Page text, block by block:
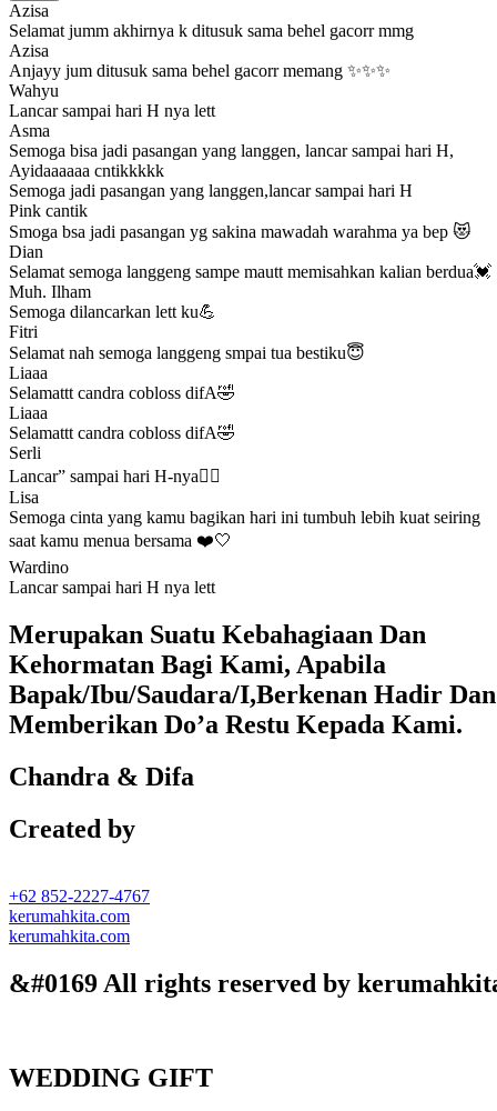
Azisa
Selamat jumm akhirnya k ditusuk sama behel gacorr mmg
Azisa
Anjayy jum ditusuk sama behel gacorr memang ✨✨✨
Wahyu
Lancar sampai hari H nya lett
Asma
Semoga bisa jadi pasangan yang langgen, lancar sampai hari H,
Ayidaaaaaa cntikkkkk
Semoga jadi pasangan yang langgen,lancar sampai hari H
Pink cantik
Smoga bsa jadi pasangan yg sakina mawadah warahma ya bep 😻
Dian
Selamat semoga langgeng sampe mautt memisahkan kalian berdua💓
Muh. Ilham
Semoga dilancarkan lett ku💪
Fitri
Selamat nah semoga langgeng smpai tua bestiku😇
Liaaa
Selamattt candra cobloss difA🤣
Liaaa
Selamattt candra cobloss difA🤣
Serli
Lancar” sampai hari H-nya❤️‍🔥
Lisa
Semoga cinta yang kamu bagikan hari ini tumbuh lebih kuat seiring
saat kamu menua bersama ❤️🤍
Wardino
Lancar sampai hari H nya lett
Merupakan Suatu Kebahagiaan Dan
Kehormatan Bagi Kami, Apabila
Bapak/Ibu/Saudara/I,Berkenan Hadir Dan
Memberikan Do’a Restu Kepada Kami.
Chandra & Difa
Created by
+62 852-2227-4767
kerumahkita.com
kerumahkita.com
&#0169 All rights reserved by
WEDDING GIFT